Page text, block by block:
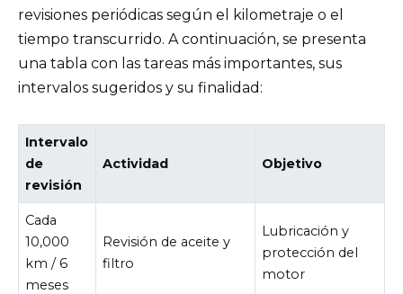
revisiones periódicas según el kilometraje o el
tiempo transcurrido. A continuación, se presenta
una tabla con las tareas más importantes, sus
intervalos sugeridos y su finalidad:
Intervalo
de
revisión
Actividad Objetivo
Cada
10,000
km / 6
meses
Revisión de aceite y
filtro
Lubricación y
protección del
motor